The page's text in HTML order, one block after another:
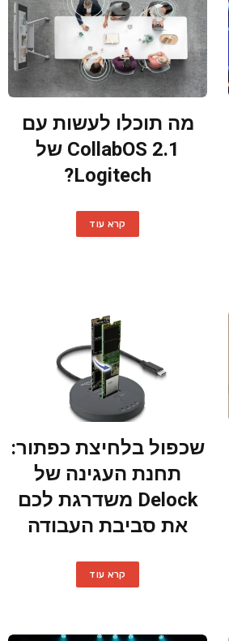
מה תוכלו לעשות עם
CollabOS 2.1 של
Logitech?
קרא עוד
שכפול בלחיצת כפתור:
תחנת העגינה של
Delock משדרגת לכם
את סביבת העבודה
קרא עוד